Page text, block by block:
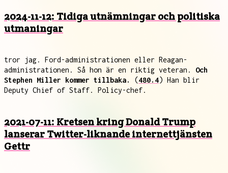
2024-11-12: Tidiga utnämningar och politiska
utmaningar
tror jag. Ford-administrationen eller Reagan-
administrationen. Så hon är en riktig veteran. Och
Stephen Miller kommer tillbaka.
(480.4) Han blir
Deputy Chief of Staff. Policy-chef.
2021-07-11: Kretsen kring Donald Trump
lanserar Twitter-liknande internettjänsten
Gettr